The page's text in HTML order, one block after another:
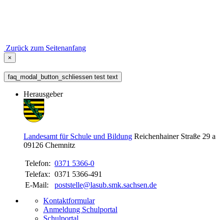
Zurück zum Seitenanfang
×
faq_modal_button_schliessen test text
Herausgeber
Landesamt für Schule und Bildung Reichenhainer Straße 29 a
09126 Chemnitz
Telefon: 0371 5366-0
Telefax: 0371 5366-491
E-Mail:
poststelle@lasub.smk.sachsen.de
Kontaktformular
Anmeldung Schulportal
Schulportal